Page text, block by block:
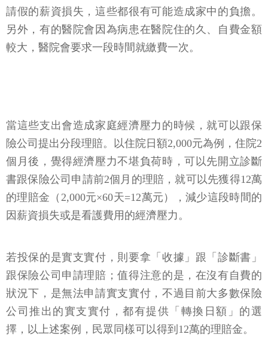
請假的薪資損失，這些都很有可能造成家中的負擔。
另外，有的醫院會因為病患在醫院住的久、自費金額
較大，醫院會要求一段時間就繳費一次。
當這些支出會造成家庭經濟壓力的時候，就可以跟保
險公司提出分段理賠。以住院日額2,000元為例，住院2
個月後，覺得經濟壓力不堪負荷時，可以先開立診斷
書跟保險公司申請前2個月的理賠，就可以先獲得12萬
的理賠金（2,000元×60天=12萬元），減少這段時間的
因薪資損失或是看護費用的經濟壓力。
若投保的是實支實付，則要拿「收據」跟「診斷書」
跟保險公司申請理賠；值得注意的是，在沒有自費的
狀況下，是無法申請實支實付，不過目前大多數保險
公司推出的實支實付，都有提供「轉換日額」的選
擇，以上述案例，民眾同樣可以得到12萬的理賠金。